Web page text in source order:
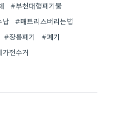
#부천대형폐기물
납
#매트리스버리는법
#장롱폐기
#폐기
전수거